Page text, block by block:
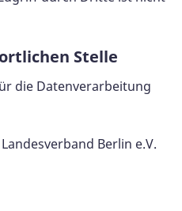
Stelle
die Datenverarbeitung
Berlin e.V.